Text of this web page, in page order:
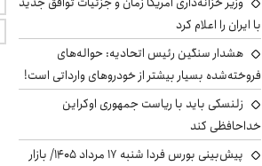
با ایران را اعلام کرد
هشدار سنگین رئیس اتحادیه: حواله‌های
فروخته‌شده بسیار بیشتر از خودروهای وارداتی است!
زلنسکی باید با ریاست جمهوری اوکراین
خداحافظی کند
پیش‌بینی بورس فردا شنبه ۱۷ مرداد ۱۴۰۵/ بازار